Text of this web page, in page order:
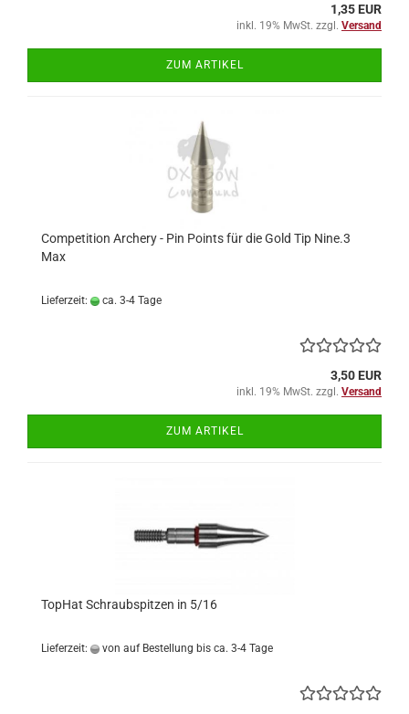
1,35 EUR
inkl. 19% MwSt. zzgl. Versand
ZUM ARTIKEL
Competition Archery - Pin Points für die Gold Tip Nine.3
Max
Lieferzeit: ca. 3-4 Tage
3,50 EUR
inkl. 19% MwSt. zzgl. Versand
ZUM ARTIKEL
TopHat Schraubspitzen in 5/16
Lieferzeit: von auf Bestellung bis ca. 3-4 Tage